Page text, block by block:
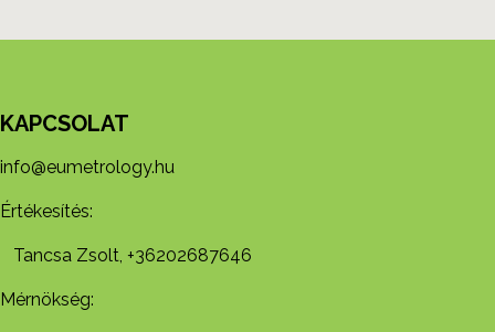
KAPCSOLAT
info@eumetrology.hu
Értékesítés:
Tancsa Zsolt, +36202687646
Mérnökség: